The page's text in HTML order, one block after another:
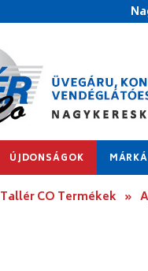
ÚJDONSÁGOK
Tallér CO Termékek »